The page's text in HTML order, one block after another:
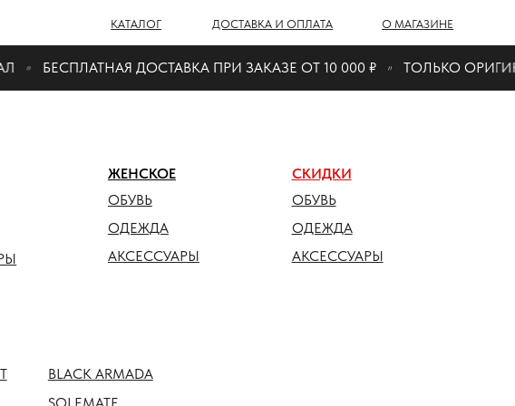
КАТАЛОГ О МАГАЗИНЕ
ДОСТАВКА И ОПЛАТА
БЕСПЛАТНАЯ ДОСТАВКА ПРИ ЗАКАЗЕ ОТ 10 000 ₽ ТОЛЬКО ОРИГИНАЛ
АКСЕССУАРЫ
АКСЕССУАРЫ
ОДЕЖДА
JORDAN